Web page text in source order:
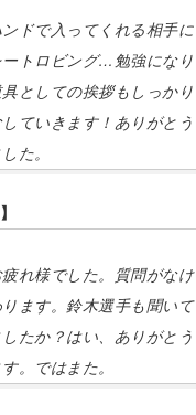
ドで入ってくれる相手に
ートロビング…勉強になり
具としての挨拶もしっかり
ていきます！ありがとう
た。
れ様でした。質問がなけ
ます。鈴木選手も聞いて
したか？はい、ありがとう
。ではまた。